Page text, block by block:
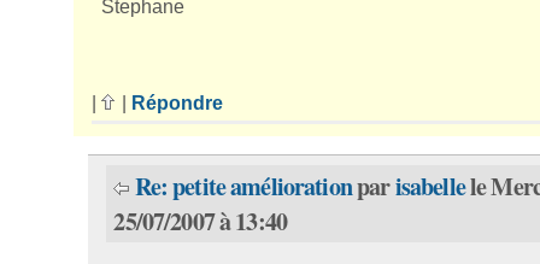
Répondre
Re: petite améliorationparisabellele
25/07/2007 à 13:40